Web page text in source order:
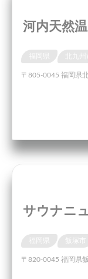
河内天然
〒805-0045 福岡県
サウナニ
飯塚市
〒820-0045 福岡県